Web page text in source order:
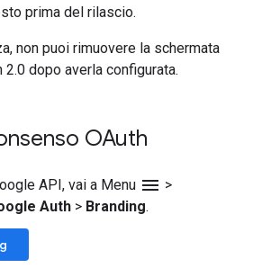
prima del rilascio.
non puoi rimuovere la schermata
dopo averla configurata.
OAuth
API, vai a Menu menu >
Auth > Branding.